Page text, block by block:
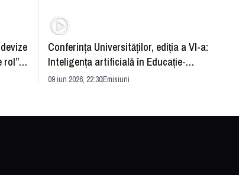
rol”.
Conferința Universităților, ediția a VI-a:
Inteligența artificială în Educație-
soluție sau problemă?
09 iun 2026, 22:30Emisiuni